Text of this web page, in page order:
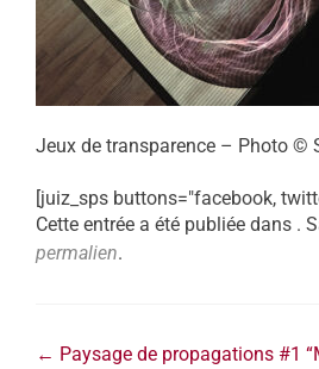
Jeux de transparence – Photo ©
[juiz_sps buttons="facebook,
Cette entrée a été publiée dans .
permalien.
← Paysage de propagations #1